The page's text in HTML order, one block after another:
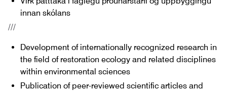
innan skólans
///
Development of internationally recognized research in
the field of restoration ecology and related disciplines
within environmental sciences
Publication of peer-reviewed scientific articles and